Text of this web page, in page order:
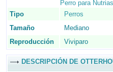
Perro para Nutrias
Tipo Perros
Tamaño
Mediano
Reproducción
Viviparo
DESCRIPCIÓN DE